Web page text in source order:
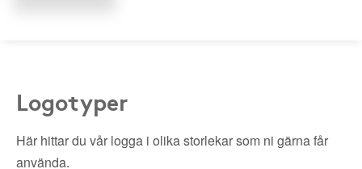
Logotyper
Här hittar du vår logga i olika storlekar som ni gärna får
använda.